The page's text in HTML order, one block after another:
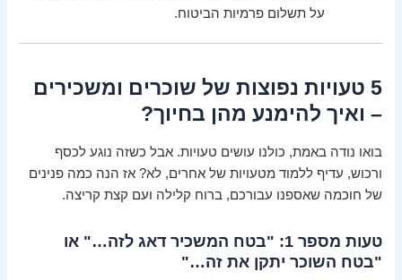
על תשלום פרמיות הביטוח.
5 טעויות נפוצות של שוכרים ומשכירים
– ואיך להימנע מהן בחיוך?
בואו נודה באמת, כולנו עושים טעויות. אבל כשזה נוגע לכסף
ורכוש, עדיף ללמוד מטעויות של אחרים, לא? אז הנה כמה פנינים
של חוכמה שאספנו עבורכם, ברוח קלילה ועם קצת קריצה.
טעות מספר 1: "בטח המשכיר דאג לזה…" או
"בטח השוכר יתקן את זה…"